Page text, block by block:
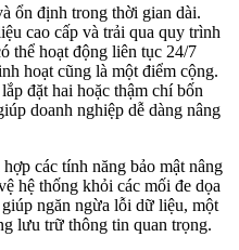
ổn định trong thời gian dài.
cao cấp và trải qua quy trình
thể hoạt động liên tục 24/7
hoạt cũng là một điểm cộng.
đặt hai hoặc thậm chí bốn
doanh nghiệp dễ dàng nâng
các tính năng bảo mật nâng
hệ thống khỏi các mối đe dọa
ngăn ngừa lỗi dữ liệu, một
lưu trữ thông tin quan trọng.